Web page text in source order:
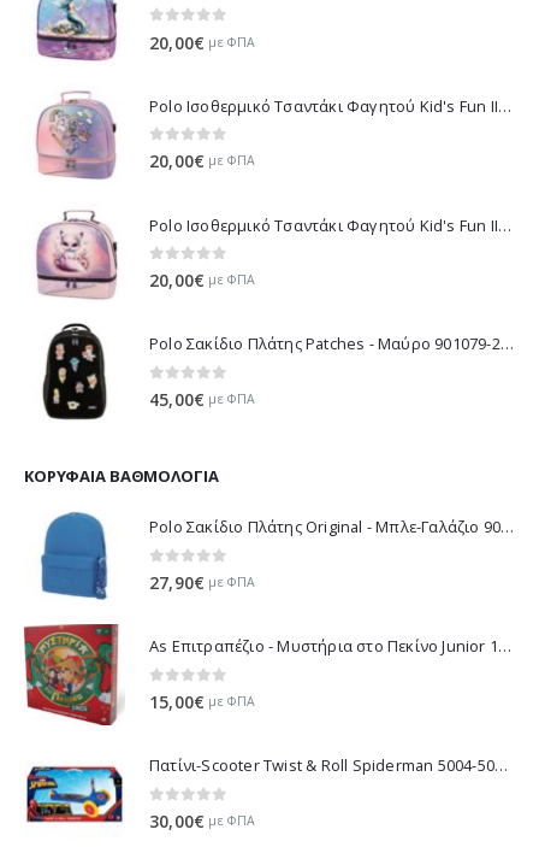
20,00€ με ΦΠΑ
Polo Ισοθερμικό Τσαντάκι Φαγητού Kid's Fun II - Μωβ 971003-8420 2026
0 out of 5
20,00€ με ΦΠΑ
Polo Ισοθερμικό Τσαντάκι Φαγητού Kid's Fun II - Λιλά 971003-8425 2026
0 out of 5
20,00€ με ΦΠΑ
Polo Σακίδιο Πλάτης Patches - Μαύρο 901079-2000 2026
0out of 5
45,00€ με ΦΠΑ
ΚΟΡΥΦΑΊΑ ΒΑΘΜΟΛΟΓΊΑ
Polo Σακίδιο Πλάτης Original - Μπλε-Γαλάζιο 901135-5600 2021
0out of 5
27,90€ με ΦΠΑ
As Επιτραπέζιο - Μυστήρια στο Πεκίνο Junior 1040-10018
0out of 5
15,00€ με ΦΠΑ
Πατίνι-Scooter Twist & Roll Spiderman 5004-50218
30,00€ με ΦΠΑ